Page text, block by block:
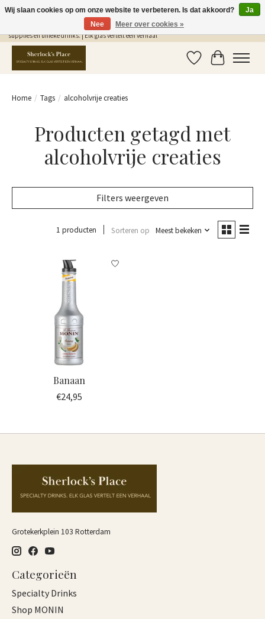
Gratis Verzending in NL vanaf €75,- | Sherlocks Place: dé plek voor MONIN siropen, bar
supplies en unieke drinks. | Elk glas vertelt een verhaal
Verlanglijst
Home / Tags / alcoholvrije creaties
Producten getagd met
alcoholvrije creaties
Filters weergeven
1 producten Sorteren op Meest bekeken
Banaan
€24,95
Grotekerkplein 103 Rotterdam
Categorieën
Specialty Drinks
Shop MONIN
Wij slaan cookies op om onze website te verbeteren. Is dat akkoord?
Ja
Nee
Meer over cookies »